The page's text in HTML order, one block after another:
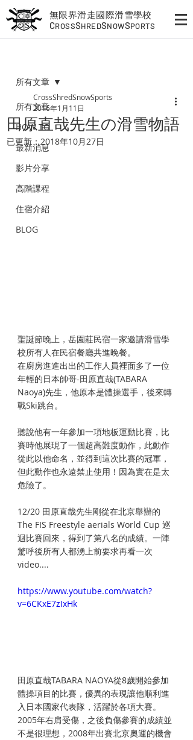
無限界滑走國際滑雪學校
CROSSSHREDSNOWSPORTS
所有文章
HOW TO
最新消息
影片分享
高階課程
住宿介紹
BLOG
所有文章
田原直哉先生の滑雪物語
CrossShredSnowSports
2016年1月11日
已更新：2018年10月27日
聖誕節晚上，岳園莊民宿一家邀請滑雪學
校所有人在民宿餐廳共進晚餐。
在廚房進進出出的工作人員裡面多了一位
年輕的日本帥哥-田原直哉(TABARA
Naoya)先生，他原本是體操選手，後來轉
戰Ski跳台。
聽說他有一年參加一項地板運動比賽，比
賽時他展現了一個超高難度動作，此動作
從此以他命名，並得到這次比賽的冠軍，
但此動作也永遠禁止使用！因為實在是太
危險了。
12/20 田原直哉先生剛從在北京舉辦的
The FIS Freestyle aerials World Cup 巡
迴比賽回來，得到了第八名的成績。一陣
驚呼後所有人都湧上前要求再看一次
video....
https://www.youtube.com/watch?
v=6CKxE7zIxHk
​田原直哉TABARA NAOYA從8歲開始參加
體操項目的比賽，優異的表現讓他順利進
入日本國家代表隊，活躍於各項大賽。
2005年右肩受傷，之後負傷參賽的成績並
不是很理想，2008年出賽北京奧運的機會